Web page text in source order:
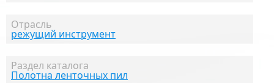
Отрасль
режущий инструмент
Раздел каталога
Полотна ленточных пил